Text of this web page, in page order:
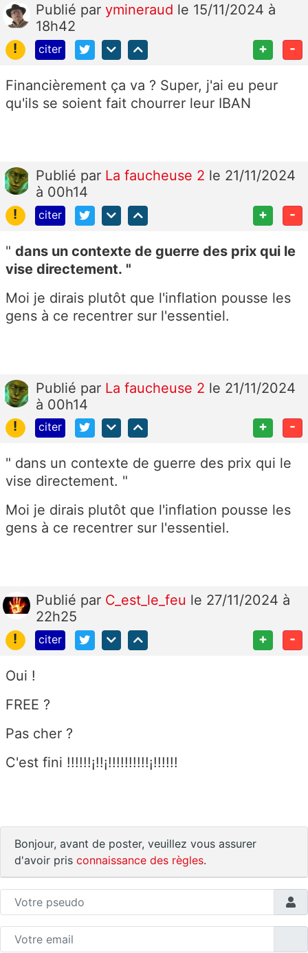
Publié par ymineraud le 15/11/2024 à
18h42
!
citer + -
Financièrement ça va ? Super, j'ai eu peur
qu'ils se soient fait chourrer leur IBAN
Publié par La faucheuse 2 le 21/11/2024
à 00h14
!
citer + -
" dans un contexte de guerre des prix qui le
vise directement. "
Moi je dirais plutôt que l'inflation pousse les
gens à ce recentrer sur l'essentiel.
Publié par La faucheuse 2 le 21/11/2024
à 00h14
!
citer + -
" dans un contexte de guerre des prix qui le
vise directement. "
Moi je dirais plutôt que l'inflation pousse les
gens à ce recentrer sur l'essentiel.
Publié par C_est_le_feu le 27/11/2024 à
22h25
!
citer + -
Oui !
FREE ?
Pas cher ?
C'est fini !!!!!!¡!!¡!!!!!!!!!!¡!!!!!!
Bonjour, avant de poster, veuillez vous assurer
d'avoir pris connaissance des règles.